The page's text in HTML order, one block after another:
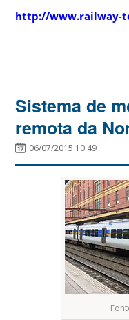
http://www.railway-
Sistema de
remota da
06/07/2015 10:49